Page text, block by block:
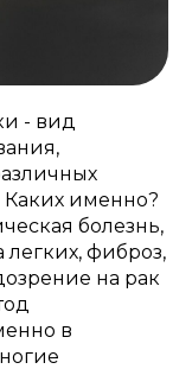
- вид
Каких именно?
болезнь,
фиброз,
на рак
в